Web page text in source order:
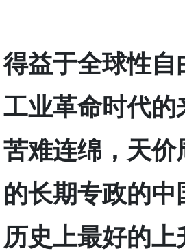
得益于全球性自
工业革命时代的
苦难连绵，天价
的长期专政的中
历史上最好的上